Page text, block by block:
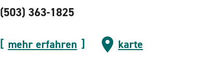
(503) 363-1825
mehr erfahren karte